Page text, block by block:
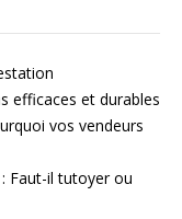
efficaces et durables
vos vendeurs
Faut-il tutoyer ou